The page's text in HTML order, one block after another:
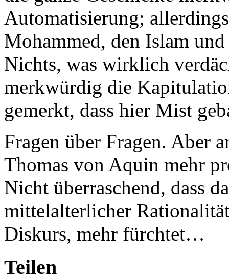
Automatisierung;
Mohammed, den Islam
Nichts, was wirklich
merkwürdig die
gemerkt, dass hier Mist
Fragen über Fragen. Aber
Thomas von Aquin mehr
Nicht überraschend, dass
mittelalterlicher
Diskurs, mehr fürchtet…
Teilen